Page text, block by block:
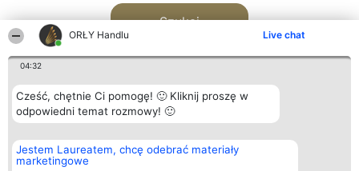
ORŁY Handlu Live chat
04:32
Cześć, chętnie Ci pomogę! 🙂 Kliknij proszę w
odpowiedni temat rozmowy! 🙂
Jestem Laureatem, chcę odebrać materiały
marketingowe
Szukaj
Organizator plebiscytu
Bright Side Solutions sp. z o.
o. sp. k.
Plebiscyt
Laureaci
Kontakt
Kontakt